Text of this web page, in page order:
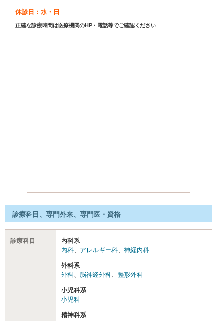
休診日：水・日
正確な診療時間は医療機関のHP・電話等でご確認ください
診療科目、専門外来、専門医・資格
診療科目
内科系
内科、 アレルギー科、 神経内科
外科系
外科、 脳神経外科、 整形外科
小児科系
小児科
精神科系